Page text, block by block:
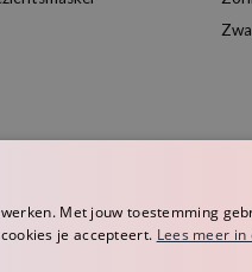
Met jouw toestemming
je accepteert. Lees meer